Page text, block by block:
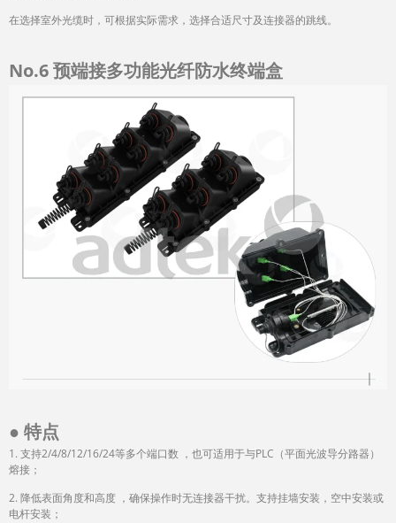
在选择室外光缆时，可根据实际需求，选择合适尺寸及连接器的跳线。
No.6预端接多功能光纤防水终端盒
● 特点
1. 支持2/4/8/12/16/24等多个端口数 ，也可适用于与PLC（平面光波导分路器）
熔接；
2. 降低表面角度和高度 ，确保操作时无连接器干扰。支持挂墙安装，空中安装或
电杆安装；